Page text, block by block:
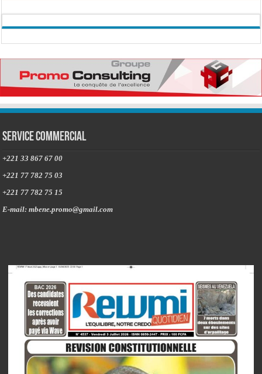
Service commercial
+221 33 867 67 00
+221 77 782 75 03
+221 77 782 75 15
E-mail: mbene.promo@gmail.com